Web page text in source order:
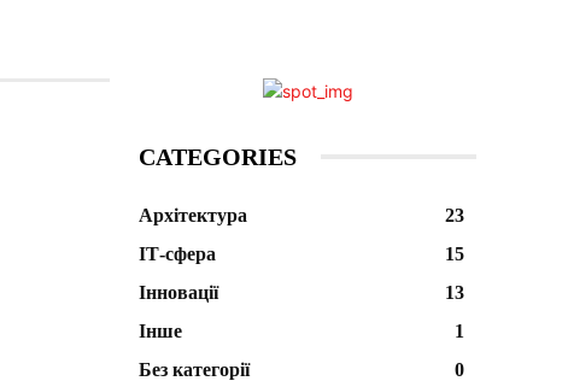
CATEGORIES
Архітектура
23
ІТ-сфера
15
Інновації
13
Інше
1
Без категорії
0